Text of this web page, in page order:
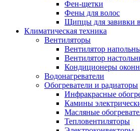
Фен-щетки
Фены для волос
Щипцы для завивки
Климатическая техника
Вентиляторы
Вентилятор
Вентилятор
Кондиционеры
Водонагреватели
Обогреватели и радиаторы
Инфракрасные
Камины
Масляные
Тепловентиляторы